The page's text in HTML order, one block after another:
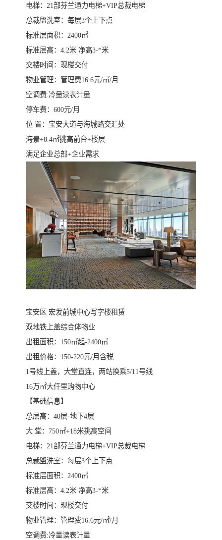
电梯：21部芬兰通力电梯+VIP总裁电梯
总裁盥洗室：每层3个上下点
标准层面积：2400㎡
标准层高：4.2米 净高3-*米
交楼时间：现楼交付
物业管理：管理费16.6元/㎡/月
空调费:冷量读表计量
停车费：600元/月
位 置：宝安大道与海城路交汇处
海景+8.4㎡挑高前台+楼层
满足企业总部+企业需求
宝安区 宏发前城中心写字楼租赁
双地铁上盖综合体物业
出租面积：150㎡起-2400㎡
出租价格：150-220元/月含税
1号线上盖，大堂直连，两站换乘5/11号线
16万㎡大仟里购物中心
【基础信息】
总层高：40层-地下4层
大 堂：750㎡+18米挑高空间
电梯：21部芬兰通力电梯+VIP总裁电梯
总裁盥洗室：每层3个上下点
标准层面积：2400㎡
标准层高：4.2米 净高3-*米
交楼时间：现楼交付
物业管理：管理费16.6元/㎡/月
空调费:冷量读表计量